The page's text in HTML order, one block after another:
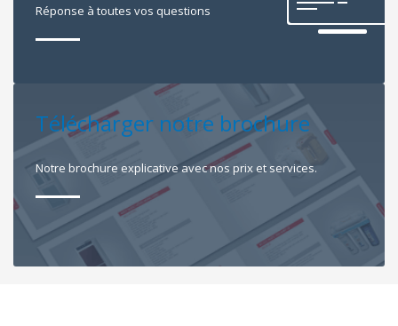
Réponse à toutes vos questions
Télécharger notre brochure
Notre brochure explicative avec nos prix et services.